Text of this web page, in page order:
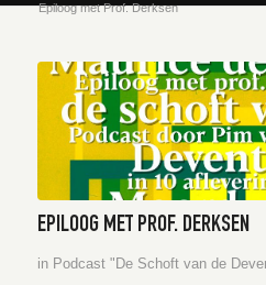
Epiloog met Prof. Derksen
EPILOOG MET PROF. DERKSEN
in Podcast "De Schoft van de